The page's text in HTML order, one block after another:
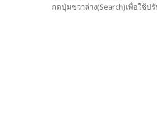
กดปุ่มขวาล่าง(Search)เพื่อใช้ป